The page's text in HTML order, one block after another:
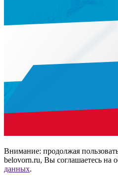
Внимание: продолжая
belovorn.ru, Вы соглашаетесь на
данных.